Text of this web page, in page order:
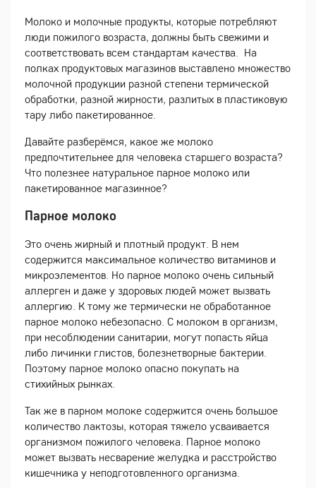
Молоко и молочные продукты, которые потребляют
люди пожилого возраста, должны быть свежими и
соответствовать всем стандартам качества. На
полках продуктовых магазинов выставлено множество
молочной продукции разной степени термической
обработки, разной жирности, разлитых в пластиковую
тару либо пакетированное.
Давайте разберёмся, какое же молоко
предпочтительнее для человека старшего возраста?
Что полезнее натуральное парное молоко или
пакетированное магазинное?
Парное молоко
Это очень жирный и плотный продукт. В нем
содержится максимальное количество витаминов и
микроэлементов. Но парное молоко очень сильный
аллерген и даже у здоровых людей может вызвать
аллергию. К тому же термически не обработанное
парное молоко небезопасно. С молоком в организм,
при несоблюдении санитарии, могут попасть яйца
либо личинки глистов, болезнетворные бактерии.
Поэтому парное молоко опасно покупать на
стихийных рынках.
Так же в парном молоке содержится очень большое
количество лактозы, которая тяжело усваивается
организмом пожилого человека. Парное молоко
может вызвать несварение желудка и расстройство
кишечника у неподготовленного организма.